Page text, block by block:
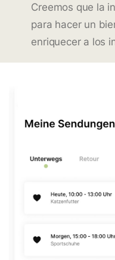
Creemos que la
para hacer un
enriquecer a los